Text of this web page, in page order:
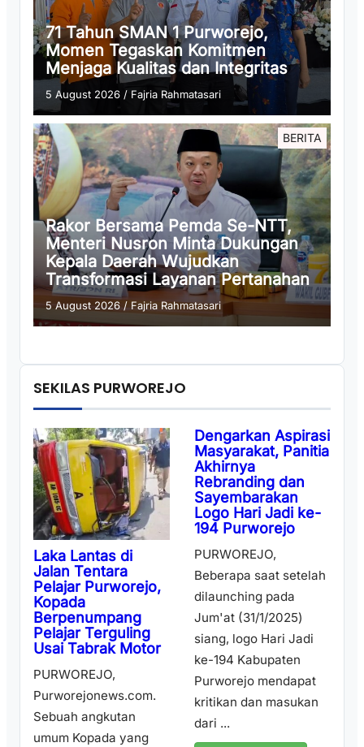
71 Tahun SMAN 1 Purworejo,
Momen Tegaskan Komitmen
Menjaga Kualitas dan Integritas
5 August 2026 / Fajria Rahmatasari
BERITA
Rakor Bersama Pemda Se-NTT,
Menteri Nusron Minta Dukungan
Kepala Daerah Wujudkan
Transformasi Layanan Pertanahan
5 August 2026/Fajria Rahmatasari
SEKILAS PURWOREJO
Laka Lantas di
Jalan Tentara
Pelajar Purworejo,
Kopada
Berpenumpang
Pelajar Terguling
Usai Tabrak Motor
PURWOREJO,
Purworejonews.com.
Sebuah angkutan
umum Kopada yang
Dengarkan Aspirasi
Masyarakat, Panitia
Akhirnya
Rebranding dan
Sayembarakan
Logo Hari Jadi ke-
194 Purworejo
PURWOREJO,
Beberapa saat setelah
dilaunching pada
Jum'at (31/1/2025)
siang, logo Hari Jadi
ke-194 Kabupaten
Purworejo mendapat
kritikan dan masukan
dari ...